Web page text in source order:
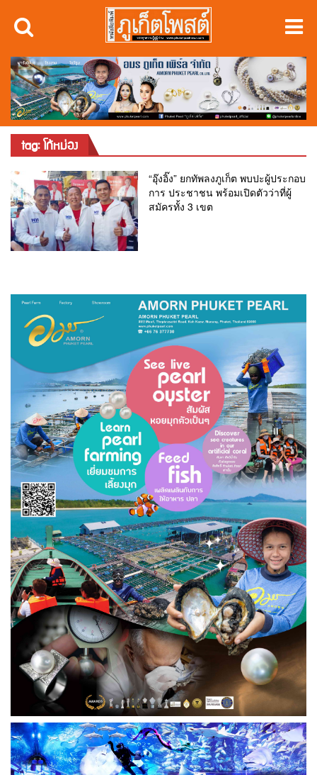
tag: โก้หม่อง
“อุ๊งอิ๊ง” ยกทัพลงภูเก็ต พบปะผู้ประกอบ
การ ประชาชน พร้อมเปิดตัวว่าที่ผู้
สมัครทั้ง 3 เขต